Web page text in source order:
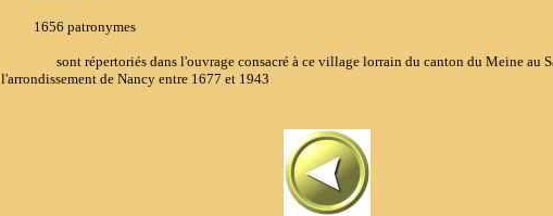
1656 patronymes
sont répertoriés dans l'ouvrage consacré à ce village lorrain du canton du Meine au
l'arrondissement de Nancy entre 1677 et 1943